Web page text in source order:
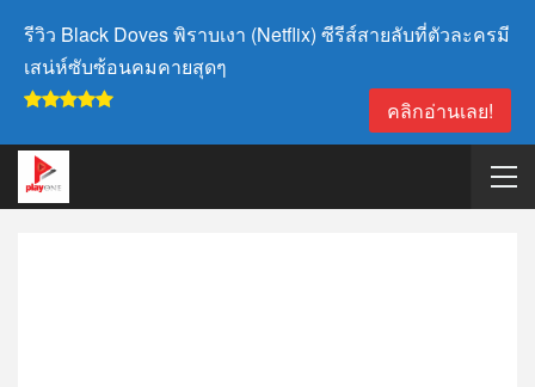
รีวิว Black Doves พิราบเงา (Netflix) ซีรีส์สายลับที่ตัวละครมี
เสน่ห์ซับซ้อนคมคายสุดๆ
คลิกอ่านเลย!